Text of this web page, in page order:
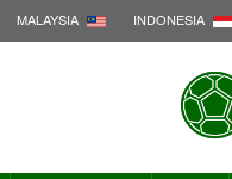
INDONESIA
MALAYSIA